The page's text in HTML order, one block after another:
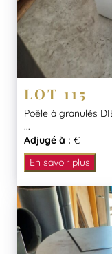
LOT 115
Poêle à granulés
...
Adjugé à : €
En savoir plus